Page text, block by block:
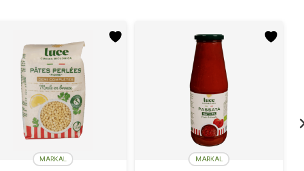
MARKAL MARKAL